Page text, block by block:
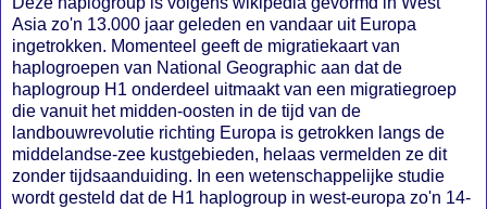
Asia zo'n 13.000 jaar geleden en vandaar uit Europa
ingetrokken. Momenteel geeft de migratiekaart van
haplogroepen van National Geographic aan dat de
haplogroup H1 onderdeel uitmaakt van een migratiegroep
die vanuit het midden-oosten in de tijd van de
landbouwrevolutie richting Europa is getrokken langs de
middelandse-zee kustgebieden, helaas vermelden ze dit
zonder tijdsaanduiding. In een wetenschappelijke studie
wordt gesteld dat de H1 haplogroup in west-europa zo'n 14-